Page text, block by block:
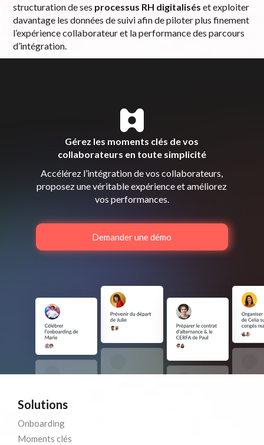
structuration de ses processus RH digitalisés et exploiter
davantage les données de suivi afin de piloter plus finement
l’expérience collaborateur et la performance des parcours
d’intégration.
Gérez les moments clés de vos
collaborateurs en toute simplicité
Accélérez l’intégration de vos collaborateurs,
proposez une véritable expérience et améliorez
vos performances.
Demander une démo
Solutions
Onboarding
Moments clés